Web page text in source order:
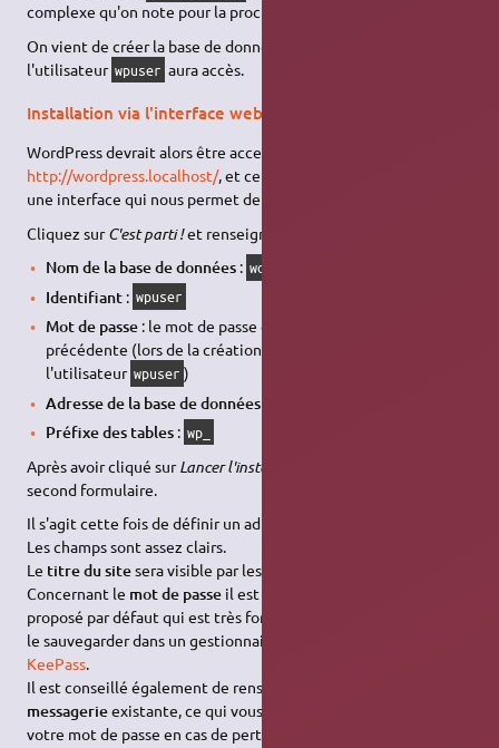
complexe qu'on note pour la prochaine étape.
On vient de créer la base de donnée
l'utilisateur wpuser aura accès.
Installation via l'interface web
WordPress devrait alors être accessible à l'​adresse
http://wordpress.localhost/, et cette adresse nous redirige sur
une interface qui nous permet de finaliser l'installation.
Cliquez surC'est parti !et renseignez les différents champs :
Nom de la base de données: wordpress
Identifiant: wpuser
Mot de passe: le mot de passe qu'on a noté à l'étape
précédente (lors de la création de la base de donnée et de
l'utilisateur wpuser )
Adresse de la base de données:
Préfixe des tables: wp_
Après avoir cliqué surLancer l'installation
second formulaire.
Il s'agit cette fois de définir un administrateur pour WordPress.
Les champs sont assez clairs.
Le titre du sitesera visible par les internautes.
Concernant le mot de passe il est conseillé de conserver celui
proposé par défaut qui est très fort. Vous pouvez par exemple
le sauvegarder dans un gestionnaire de mots de passe tel que
KeePass.
Il est conseillé également de renseigner une
messagerieexistante, ce qui vous permettra de récupérer
votre mot de passe en cas de perte, ou de faire fonctionner les